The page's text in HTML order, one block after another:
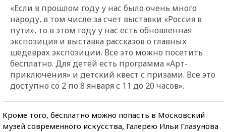
«Если в прошлом году у нас было очень много
народу, в том числе за счет выставки «Россия в
пути», то в этом году у нас есть обновленная
экспозиция и выставка рассказов о главных
шедеврах экспозиции. Все это можно посетить
бесплатно. Для детей есть программа «Арт-
приключения» и детский квест с призами. Все это
доступно со 2 по 8 января с 11 до 20 часов».
Кроме того, бесплатно можно попасть в Московский
музей современного искусства, Галерею Ильи Глазунова